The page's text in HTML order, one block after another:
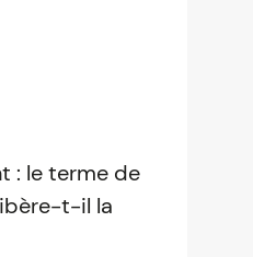
: le terme de
t-il la